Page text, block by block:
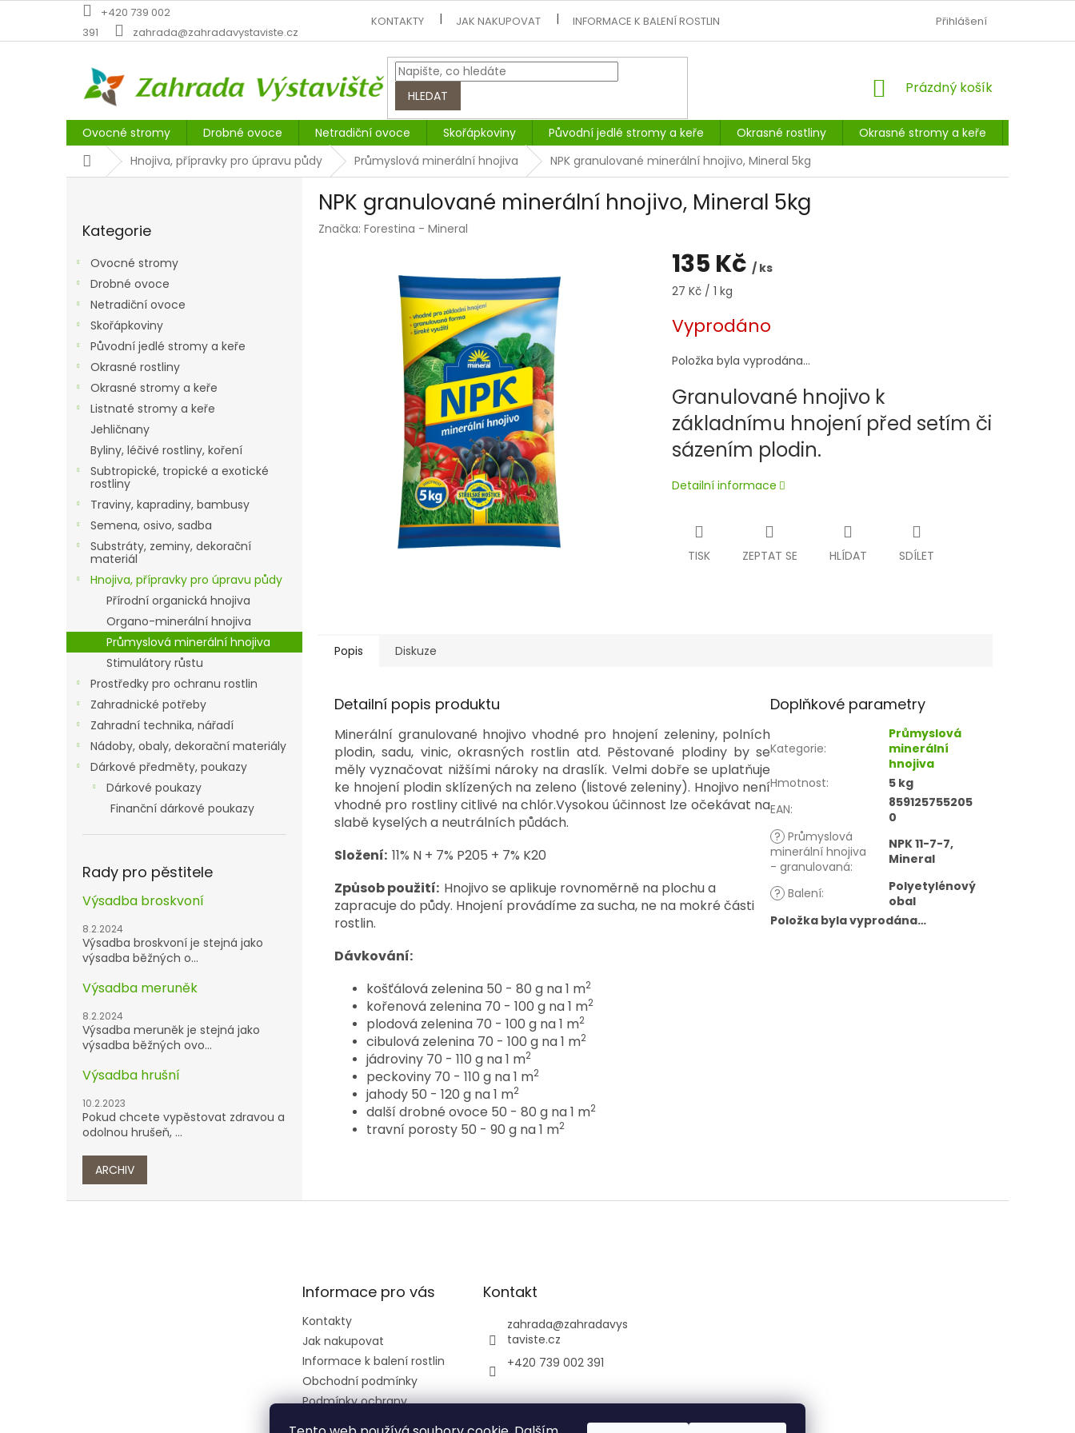
obsah
+420 739 002
391
zahrada@zahradavystaviste.cz
KONTAKTY JAK NAKUPOVAT INFORMACE K BALENÍ ROSTLIN PODMÍNKY OCHRANY OSOBNÍCH
Přihlášení
HLEDAT
NÁKUPNÍ
Prázdný košík
Ovocné stromy Drobné ovoce Netradiční ovoce Skořápkoviny Původní jedlé stromy a keře Okrasné rostliny Okrasné stromy a keře
DomůHnojiva, přípravky pro úpravu půdy Průmyslová minerální hnojiva NPK granulované minerální hnojivo, Mineral 5kg
kategorie
Kategorie
Ovocné stromy
Drobné ovoce
Netradiční ovoce
Skořápkoviny
Původní jedlé stromy a keře
Okrasné rostliny
Okrasné stromy a keře
Listnaté stromy a keře
Jehličnany
Byliny, léčivé rostliny, koření
Subtropické, tropické a exotické
rostliny
Traviny, kapradiny, bambusy
Semena, osivo, sadba
Substráty, zeminy, dekorační
materiál
Hnojiva, přípravky pro úpravu půdy
Přírodní organická hnojiva
Organo-minerální hnojiva
Průmyslová minerální hnojiva
Stimulátory růstu
Prostředky pro ochranu rostlin
Zahradnické potřeby
Zahradní technika, nářadí
Nádoby, obaly, dekorační materiály
Dárkové předměty, poukazy
Dárkové poukazy
Finanční dárkové poukazy
Rady pro pěstitele
Výsadba broskvoní
8.2.2024
Výsadba broskvoní je stejná jako
výsadba běžných o...
Výsadba meruněk
8.2.2024
Výsadba meruněk je stejná jako
výsadba běžných ovo...
Výsadba hrušní
10.2.2023
Pokud chcete vypěstovat zdravou a
odolnou hrušeň, ...
ARCHIV
NPK granulované minerální hnojivo, Mineral 5kg
Značka: Forestina - Mineral
135 Kč / ks
Měrná
27 Kč / 1 kg
Vyprodáno
Položka byla vyprodána…
Granulované hnojivo k
základnímu hnojení před setím či
sázením plodin.
Detailní informace
TISK ZEPTAT SE HLÍDAT SDÍLET
Popis Diskuze
Detailní popis produktu
Minerální granulované hnojivo vhodné pro hnojení zeleniny, polních
plodin, sadu, vinic, okrasných rostlin atd. Pěstované plodiny by se
měly vyznačovat nižšími nároky na draslík. Velmi dobře se uplatňuje
ke hnojení plodin sklízených na zeleno (listové zeleniny). Hnojivo není
vhodné pro rostliny citlivé na chlór.Vysokou účinnost lze očekávat na
slabě kyselých a neutrálních půdách.
Složení: 11% N + 7% P205 + 7% K20
Způsob použití: Hnojivo se aplikuje rovnoměrně na plochu a
zapracuje do půdy. Hnojení provádíme za sucha, ne na mokré části
rostlin.
Dávkování:
košťálová zelenina 50 - 80 g na 1 m2
kořenová zelenina 70 - 100 g na 1 m2
plodová zelenina 70 - 100 g na 1 m2
cibulová zelenina 70 - 100 g na 1 m2
jádroviny 70 - 110 g na 1 m2
peckoviny 70 - 110 g na 1 m2
jahody 50 - 120 g na 1 m2
další drobné ovoce 50 - 80 g na 1 m2
travní porosty 50 - 90 g na 1 m2
Doplňkové parametry
Kategorie:
Průmyslová
minerální
hnojiva
Hmotnost:
5 kg
EAN:
859125755205
0
? Průmyslová
minerální hnojiva
- granulovaná:
NPK 11-7-7,
Mineral
? Balení:
Polyetylénový
obal
Položka byla vyprodána…
Informace pro vás
Kontakty
Jak nakupovat
Informace k balení rostlin
Obchodní podmínky
Podmínky ochrany
Kontakt
zahrada@zahradavys
taviste.cz
+420 739 002 391